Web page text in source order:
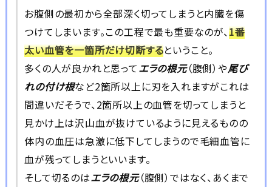
お腹側の最初から全部深く切ってしまうと内臓を傷
つけてしまいます。この工程で最も重要なのが、1番
太い血管を一箇所だけ切断するということ。
多くの人が良かれと思ってエラの根元（腹側）や尾び
れの付け根など2箇所以上に刃を入れますがこれは
間違いだそうで、2箇所以上の血管を切ってしまうと
見かけ上は沢山血が抜けているように見えるものの
体内の血圧は急激に低下してしまうので毛細血管に
血が残ってしまうといいます。
そして切るのはエラの根元（腹側）ではなく、あくまで